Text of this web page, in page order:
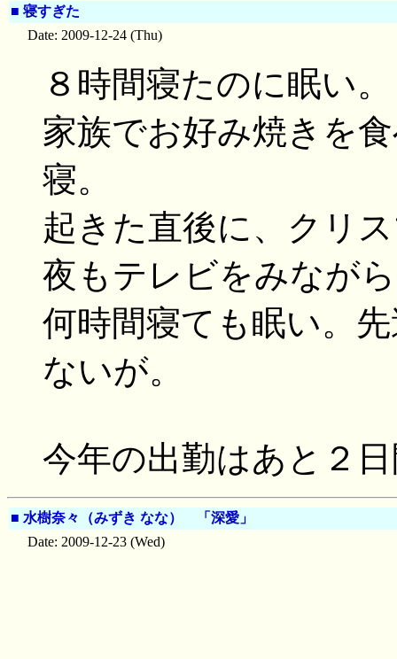
■ 寝すぎた
Date: 2009-12-24 (Thu)
８時間寝たのに眠い。
家族でお好み焼きを
寝。
起きた直後に、クリ
夜もテレビをみなが
何時間寝ても眠い。
ないが。
今年の出勤はあと２
■ 水樹奈々（みずき なな） 「深愛」
Date: 2009-12-23 (Wed)